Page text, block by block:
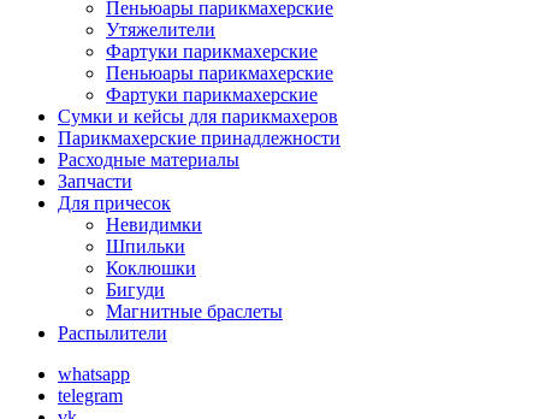
Пеньюары парикмахерские
Утяжелители
Фартуки парикмахерские
Пеньюары парикмахерские
Фартуки парикмахерские
Сумки и кейсы для парикмахеров
Парикмахерские принадлежности
Расходные материалы
Запчасти
Для причесок
Невидимки
Шпильки
Коклюшки
Бигуди
Магнитные браслеты
Распылители
whatsapp
telegram